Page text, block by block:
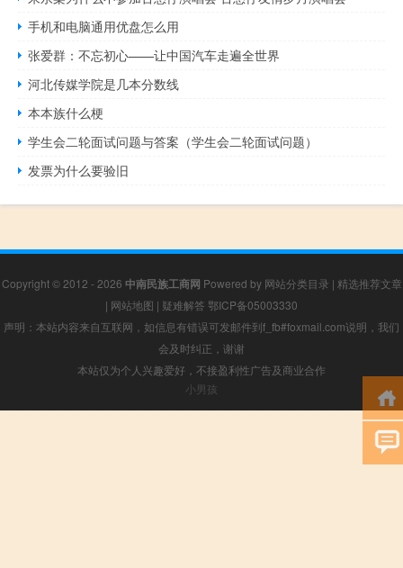
手机和电脑通用优盘怎么用
张爱群：不忘初心——让中国汽车走遍全世界
河北传媒学院是几本分数线
本本族什么梗
学生会二轮面试问题与答案（学生会二轮面试问题）
发票为什么要验旧
Copyright © 2012 - 2026 中南民族工商网 Powered by 网站分类目录 | 精选推荐文章
| 网站地图 | 疑难解答 鄂ICP备05003330
声明：本站内容来自互联网，如信息有错误可发邮件到f_fb#foxmail.com说明，我们
会及时纠正，谢谢
本站仅为个人兴趣爱好，不接盈利性广告及商业合作
小男孩